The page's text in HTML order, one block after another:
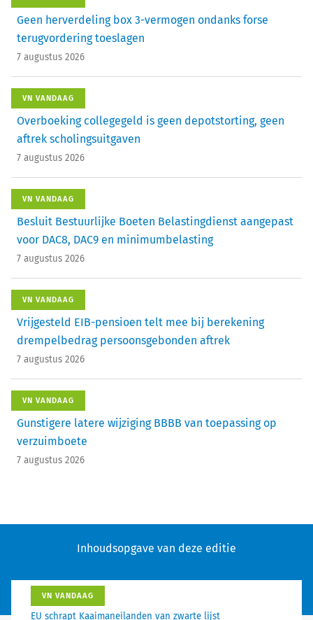
Geen herverdeling box 3-vermogen ondanks forse
terugvordering toeslagen
7 augustus 2026
VN VANDAAG
Overboeking collegegeld is geen depotstorting, geen
aftrek scholingsuitgaven
7 augustus 2026
VN VANDAAG
Besluit Bestuurlijke Boeten Belastingdienst aangepast
voor DAC8, DAC9 en minimumbelasting
7 augustus 2026
VN VANDAAG
Vrijgesteld EIB-pensioen telt mee bij berekening
drempelbedrag persoonsgebonden aftrek
7 augustus 2026
VN VANDAAG
Gunstigere latere wijziging BBBB van toepassing op
verzuimboete
7 augustus 2026
Inhoudsopgave van deze editie
VN VANDAAG
EU schrapt Kaaimaneilanden van zwarte lijst